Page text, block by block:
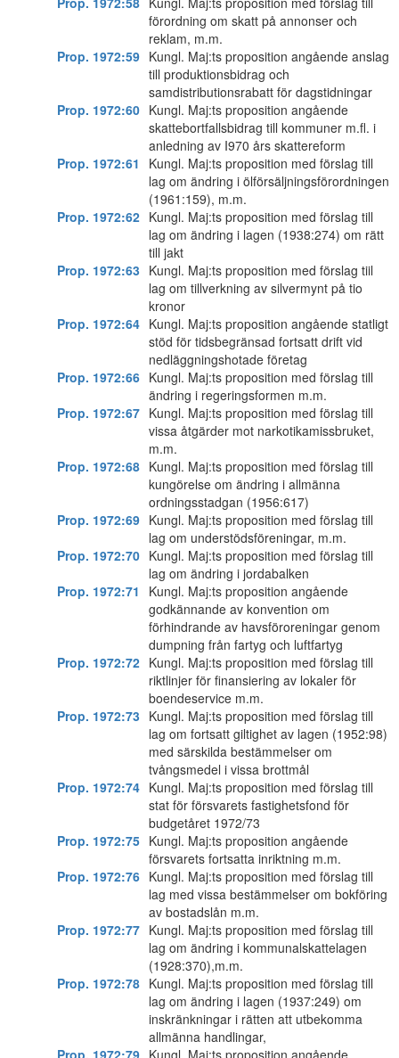
förordning om skatt på annonser och
reklam, m.m.
Prop. 1972:59 Kungl. Maj:ts proposition angående anslag
till produktionsbidrag och
samdistributionsrabatt för dagstidningar
Prop. 1972:60 Kungl. Maj:ts proposition angående
skattebortfallsbidrag till kommuner m.fl. i
anledning av I970 års skattereform
Prop. 1972:61
Kungl. Maj:ts proposition med förslag till
lag om ändring i ölförsäljningsförordningen
(1961:159), m.m.
Prop. 1972:62 Kungl. Maj:ts proposition med förslag till
lag om ändring i lagen (1938:274) om rätt
till jakt
Prop. 1972:63 Kungl. Maj:ts proposition med förslag tiil
lag om tillverkning av silvermynt på tio
kronor
Prop. 1972:64 Kungl. Maj:ts proposition angående statligt
stöd för tidsbegränsad fortsatt drift vid
nedläggningshotade företag
Prop. 1972:66 Kungl. Maj:ts proposition med förslag till
ändring i regeringsformen m.m.
Prop. 1972:67 Kungl. Maj:ts proposition med förslag till
vissa åtgärder mot narkotikamissbruket,
m.m.
Prop. 1972:68 Kungl. Maj:ts proposition med förslag till
kungörelse om ändring i allmänna
ordningsstadgan (1956:617)
Prop. 1972:69 Kungl. Maj:ts proposition med förslag till
lag om understödsföreningar, m.m.
Prop. 1972:70 Kungl. Maj:ts proposition med förslag till
lag om ändring i jordabalken
Prop. 1972:71
Kungl. Maj:ts proposition angående
godkännande av konvention om
förhindrande av havsföroreningar genom
dumpning från fartyg och luftfartyg
Prop. 1972:72 Kungl. Maj:ts proposition med förslag till
riktlinjer för finansiering av lokaler för
boendeservice m.m.
Prop. 1972:73 Kungl. Maj:ts proposition med förslag till
lag om fortsatt giltighet av lagen (1952:98)
med särskilda bestämmelser om
tvångsmedel i vissa brottmål
Prop. 1972:74 Kungl. Maj:ts proposition med förslag till
stat för försvarets fastighetsfond för
budgetåret 1972/73
Prop. 1972:75 Kungl. Maj:ts proposition angående
försvarets fortsatta inriktning m.m.
Prop. 1972:76 Kungl. Maj:ts proposition med förslag till
lag med vissa bestämmelser om bokföring
av bostadslån m.m.
Prop. 1972:77 Kungl. Maj:ts proposition med förslag till
lag om ändring i kommunalskattelagen
(1928:370),m.m.
Prop. 1972:78 Kungl. Maj:ts proposition med förslag till
lag om ändring i lagen (1937:249) om
inskränkningar i rätten att utbekomma
allmänna handlingar,
Prop. 1972:79 Kungl. Maj:ts proposition angående